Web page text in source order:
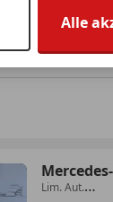
Diesel 140
Lim. Aut.
Alle